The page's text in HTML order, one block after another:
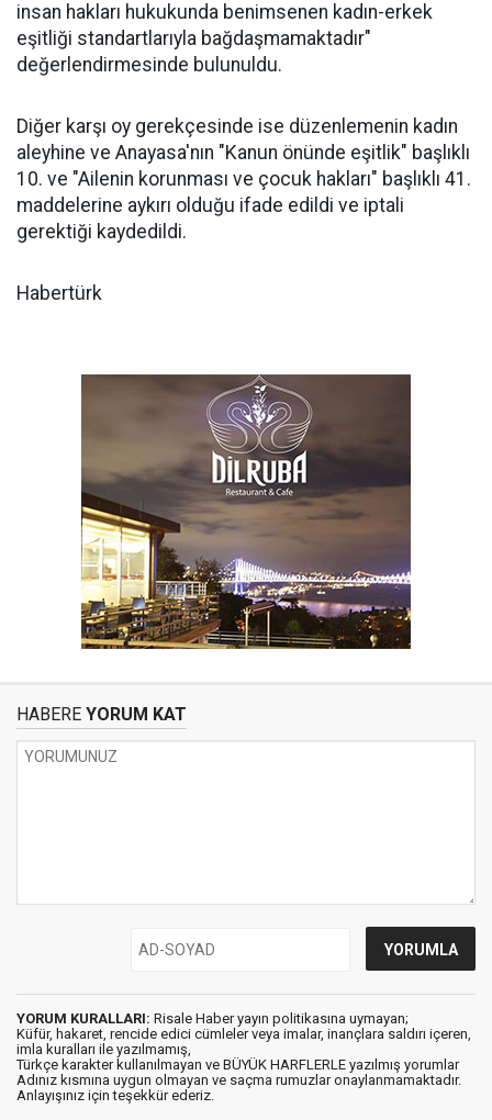
insan hakları hukukunda benimsenen kadın-erkek
eşitliği standartlarıyla bağdaşmamaktadır"
değerlendirmesinde bulunuldu.
Diğer karşı oy gerekçesinde ise düzenlemenin kadın
aleyhine ve Anayasa'nın "Kanun önünde eşitlik" başlıklı
10. ve "Ailenin korunması ve çocuk hakları" başlıklı 41.
maddelerine aykırı olduğu ifade edildi ve iptali
gerektiği kaydedildi.
Habertürk
HABERE YORUM KAT
YORUM KURALLARI: Risale Haber yayın politikasına uymayan;
Küfür, hakaret, rencide edici cümleler veya imalar, inançlara saldırı içeren,
imla kuralları ile yazılmamış,
Türkçe karakter kullanılmayan ve BÜYÜK HARFLERLE yazılmış yorumlar
Adınız kısmına uygun olmayan ve saçma rumuzlar onaylanmamaktadır.
Anlayışınız için teşekkür ederiz.